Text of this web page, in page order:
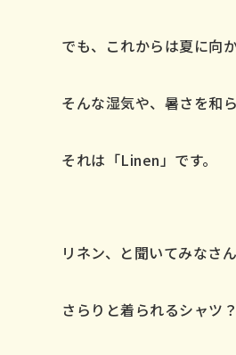
でも、これからは夏に向
そんな湿気や、暑さを和
それは「Linen」です。
リネン、と聞いてみなさ
さらりと着られるシャツ
24時間受付中
9:00-